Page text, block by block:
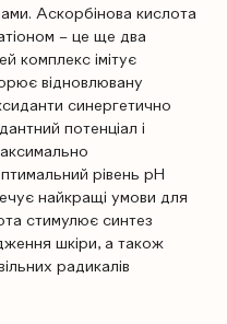
Аскорбінова кислота
– це ще два
комплекс імітує
відновлювану
синергетично
потенціал і
рівень рН
найкращі умови для
стимулює синтез
шкіри, а також
радикалів